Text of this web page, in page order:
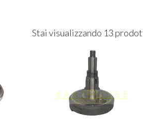
Stai visualizzando 13